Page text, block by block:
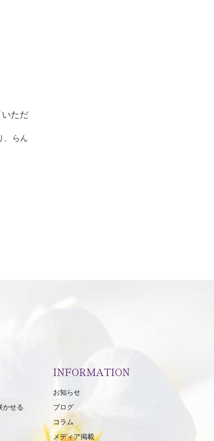
ただ
、らん
かせる
INFORMATION
お知らせ
ブログ
コラム
メディア掲載